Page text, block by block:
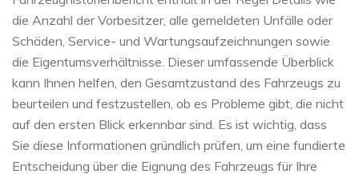
die Anzahl der Vorbesitzer, alle gemeldeten Unfälle oder
Schäden, Service- und Wartungsaufzeichnungen sowie
die Eigentumsverhältnisse. Dieser umfassende Überblick
kann Ihnen helfen, den Gesamtzustand des Fahrzeugs zu
beurteilen und festzustellen, ob es Probleme gibt, die nicht
auf den ersten Blick erkennbar sind. Es ist wichtig, dass
Sie diese Informationen gründlich prüfen, um eine fundierte
Entscheidung über die Eignung des Fahrzeugs für Ihre